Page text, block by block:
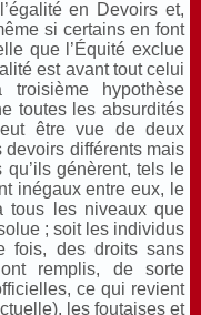
en Devoirs et,
si certains en font
que l’Équité exclue
est avant tout celui
hypothèse
toutes les absurdités
être vue de deux
différents mais
génèrent, tels le
inégaux entre eux, le
tous les niveaux que
; soit les individus
fois, des droits sans
remplis, de sorte
ce qui revient
les foutaises et